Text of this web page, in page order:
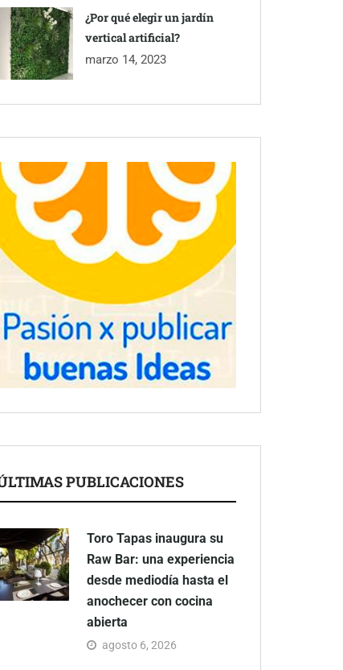
¿Por qué elegir un jardín
vertical artificial?
marzo 14, 2023
PUBLICACIONES
Toro Tapas inaugura su
Raw Bar: una experiencia
desde mediodía hasta el
anochecer con cocina
abierta
agosto 6, 2026